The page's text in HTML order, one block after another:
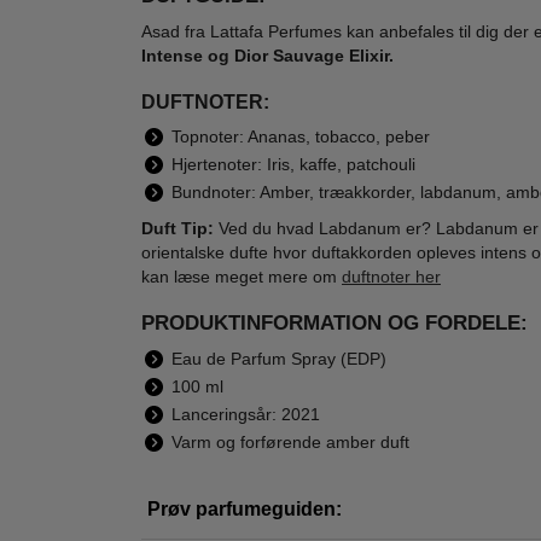
Asad fra Lattafa Perfumes kan anbefales til dig der
Intense og Dior Sauvage Elixir.
DUFTNOTER:
Topnoter: Ananas, tobacco, peber
Hjertenoter: Iris, kaffe, patchouli
Bundnoter: Amber, træakkorder, labdanum,
Duft Tip: Ved du hvad Labdanum er? Labdanum
orientalske dufte hvor duftakkorden opleves intens
kan læse meget mere om duftnoter her
PRODUKTINFORMATION OG FORDELE:
Eau de Parfum Spray (EDP)
100 ml
Lanceringsår: 2021
Varm og forførende amber duft
Prøv parfumeguiden:
Lattafa Perfumes -
Khamrah Waha
Eau de Parfum -
600,00
395,00
LÆG I KURV
Lattafa Perfumes -
Khamrah Qahwa
Eau de Parfum -
600,00
229,00
LÆG I KURV
-70%
Ønskeskyen Favorit